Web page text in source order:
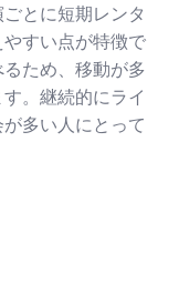
とに短期レンタ
すい点が特徴で
ため、移動が多
。継続的にライ
多い人にとって